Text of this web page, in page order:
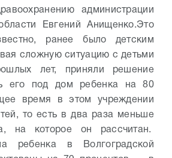
администрации
Евгений Анищенко.Это
ранее было детским
сложную ситуацию с детьми
лет, приняли решение
его под дом ребенка на 80
время в этом учреждении
то есть в два раза меньше
на которое он рассчитан.
ребенка в Волгоградской